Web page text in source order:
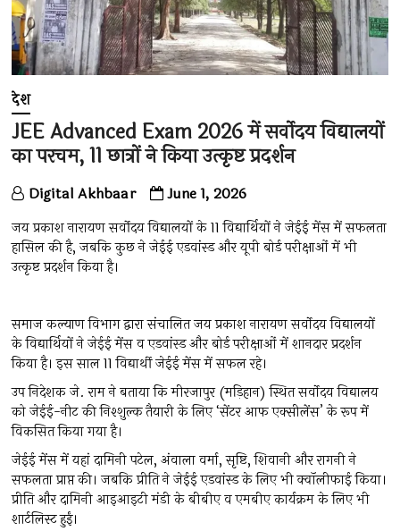
देश
JEE Advanced Exam 2026 में सर्वोदय विद्यालयों
का परचम, 11 छात्रों ने किया उत्कृष्ट प्रदर्शन
Digital Akhbaar June 1, 2026
जय प्रकाश नारायण सर्वोदय विद्यालयों के 11 विद्यार्थियों ने जेईई मेंस में सफलता
हासिल की है, जबकि कुछ ने जेईई एडवांस्ड और यूपी बोर्ड परीक्षाओं में भी
उत्कृष्ट प्रदर्शन किया है।
समाज कल्याण विभाग द्वारा संचालित जय प्रकाश नारायण सर्वाेदय विद्यालयों
के विद्यार्थियों ने जेईई मेंस व एडवांस्ड और बोर्ड परीक्षाओं में शानदार प्रदर्शन
किया है। इस साल 11 विद्यार्थी जेईई मेंस में सफल रहे।
उप निदेशक जे. राम ने बताया कि मीरजापुर (मड़िहान) स्थित सर्वाेदय विद्यालय
को जेईई-नीट की निश्शुल्क तैयारी के लिए ‘सेंटर आफ एक्सीलेंस’ के रूप में
विकसित किया गया है।
जेईई मेंस में यहां दामिनी पटेल, अंवाला वर्मा, सृष्टि, शिवानी और रागनी ने
सफलता प्राप्त की। जबकि प्रीति ने जेईई एडवांस्ड के लिए भी क्वॉलीफाई किया।
प्रीति और दामिनी आइआइटी मंडी के बीबीए व एमबीए कार्यक्रम के लिए भी
शार्टलिस्ट हुईं।